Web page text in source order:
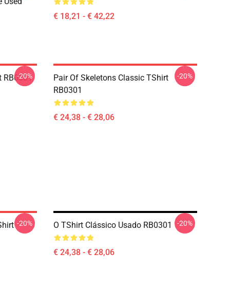
€ 18,21 - € 42,22
RB0301
-20%
Pair Of Skeletons Classic TShirt
RB0301
€ 24,38 - € 28,06
-20%
-20% O TShirt Clássico Usado RB0301
€ 24,38 - € 28,06
-20%